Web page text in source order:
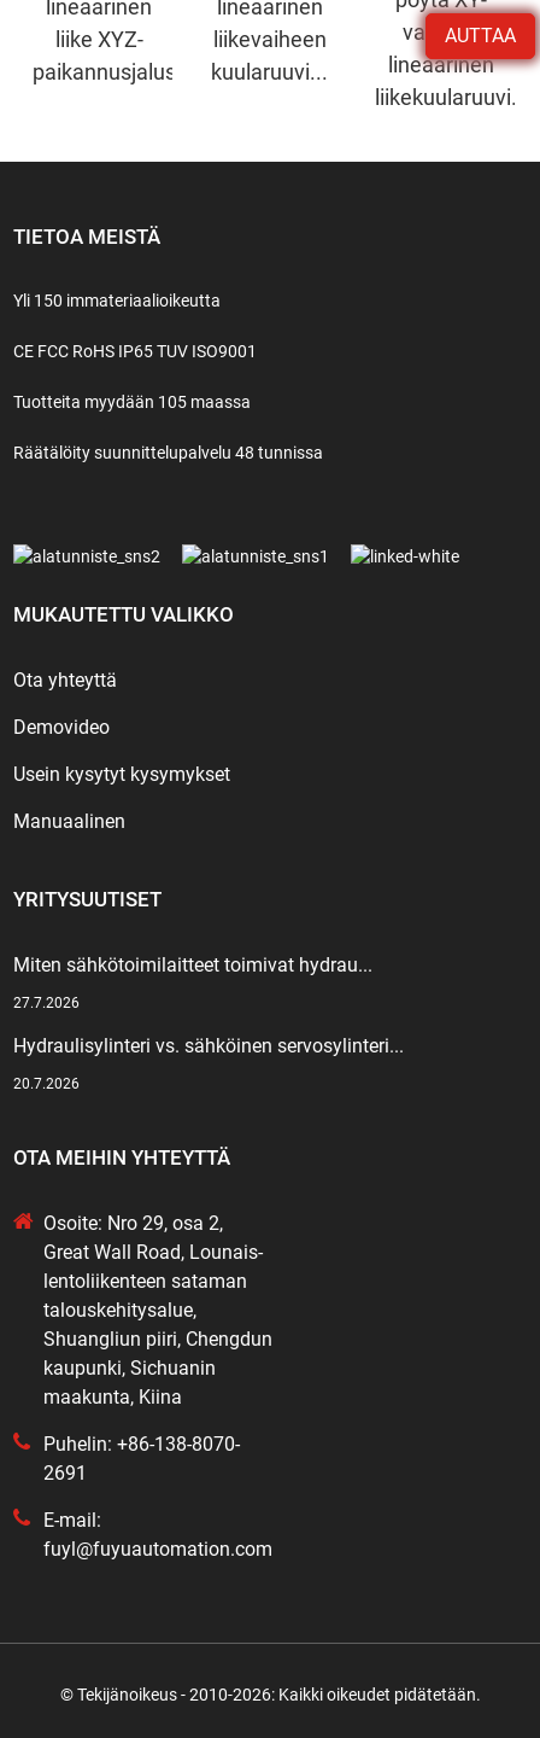
AUTTAA
lineaarinen
liike XYZ-
paikannusjalusta...
lineaarinen
liikevaiheen
kuularuuvi...
vaiheen
lineaarinen
liikekuularuuvi...
TIETOA MEISTÄ
Yli 150 immateriaalioikeutta
CE FCC RoHS IP65 TUV ISO9001
Tuotteita myydään 105 maassa
Räätälöity suunnittelupalvelu 48 tunnissa
MUKAUTETTU VALIKKO
Ota yhteyttä
Demovideo
Usein kysytyt kysymykset
Manuaalinen
YRITYSUUTISET
Miten sähkötoimilaitteet toimivat hydrau...
27.7.2026
Hydraulisylinteri vs. sähköinen servosylinteri...
20.7.2026
OTA MEIHIN YHTEYTTÄ
Osoite: Nro 29, osa 2,
Great Wall Road, Lounais-
lentoliikenteen sataman
talouskehitysalue,
Shuangliun piiri, Chengdun
kaupunki, Sichuanin
maakunta, Kiina
Puhelin: +86-138-8070-
2691
E-mail:
fuyl@fuyuautomation.com
© Tekijänoikeus - 2010-2026: Kaikki oikeudet pidätetään.